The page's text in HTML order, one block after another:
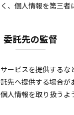
、個人情報を第三者
委託先の監督
ービスを提供するな
先へ提供する場合が
人情報を取り扱うよ